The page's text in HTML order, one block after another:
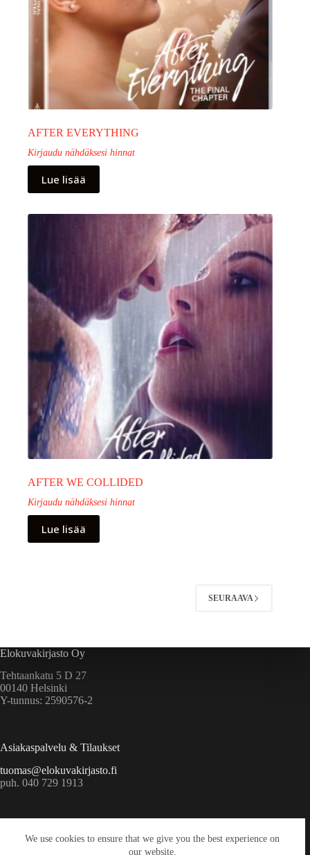
We use cookies to ensure that we give you the best experience on
our website.
AFTER EVERYTHING
Kirjaudu nähdäksesi hinnat
Lue lisää
AFTER WE COLLIDED
Kirjaudu nähdäksesi hinnat
Lue lisää
SEURAAVA
Elokuvakirjasto Oy
Tehtaankatu 5 D 27
00140 Helsinki
Y-tunnus: 2590576-2
Asiakaspalvelu & Tilaukset
tuomas@elokuvakirjasto.fi
puh. 040 729 1913